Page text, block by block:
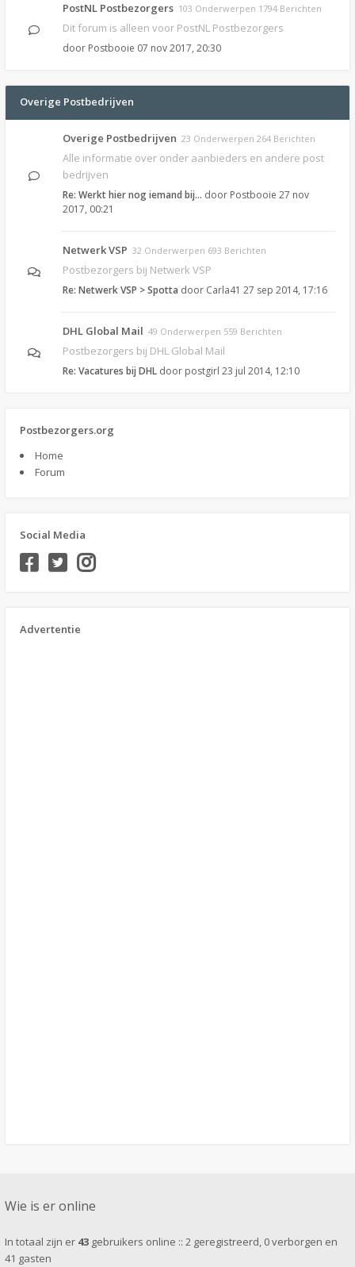
PostNL Postbezorgers 103 Onderwerpen 1794 Berichten
Dit forum is alleen voor PostNL Postbezorgers
door Postbooie 07 nov 2017, 20:30
Overige Postbedrijven
Overige Postbedrijven 23 Onderwerpen 264 Berichten
Alle informatie over onder aanbieders en andere post
bedrijven
Re: Werkt hier nog iemand bij… door Postbooie 27 nov
2017, 00:21
Netwerk VSP 32 Onderwerpen 693 Berichten
Postbezorgers bij Netwerk VSP
Re: Netwerk VSP > Spotta door Carla41 27 sep 2014, 17:16
DHL Global Mail 49 Onderwerpen 559 Berichten
Postbezorgers bij DHL Global Mail
Re: Vacatures bij DHL door postgirl 23 jul 2014, 12:10
Postbezorgers.org
Home
Forum
Social Media
Advertentie
Wie is er online
In totaal zijn er 43 gebruikers online :: 2 geregistreerd, 0 verborgen en
41 gasten